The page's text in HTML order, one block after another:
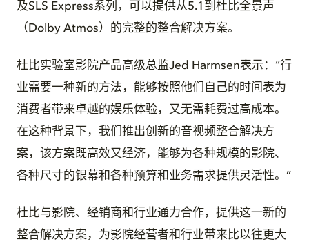
及SLS Express系列，可以提供从5.1到杜比全景声
（Dolby Atmos）的完整的整合解决方案。
杜比实验室影院产品高级总监Jed Harmsen表示：“行
业需要一种新的方法，能够按照他们自己的时间表为
消费者带来卓越的娱乐体验，又无需耗费过高成本。
在这种背景下，我们推出创新的音视频整合解决方
案，该方案既高效又经济，能够为各种规模的影院、
各种尺寸的银幕和各种预算和业务需求提供灵活性。”
杜比与影院、经销商和行业通力合作，提供这一新的
整合解决方案，为影院经营者和行业带来比以往更大